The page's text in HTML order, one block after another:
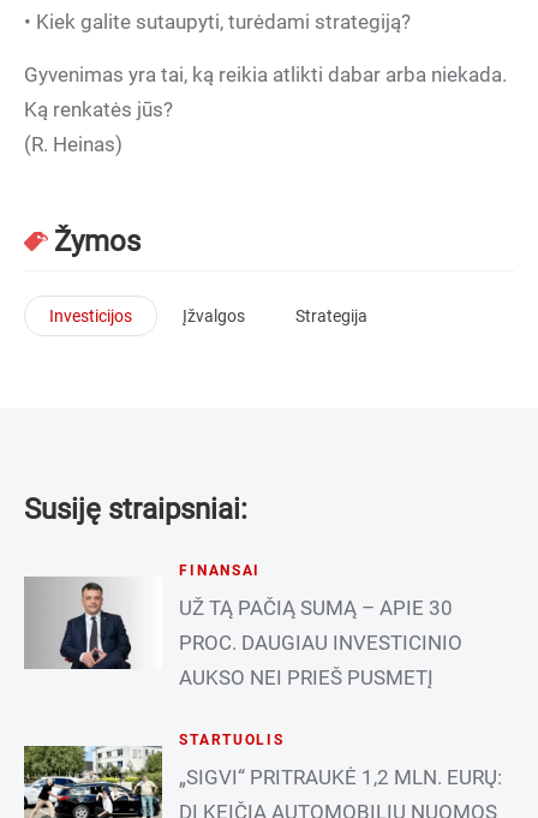
• Kiek galite sutaupyti, turėdami strategiją?
Gyvenimas yra tai, ką reikia atlikti dabar arba niekada.
Ką renkatės jūs?
(R. Heinas)
Žymos
Investicijos Įžvalgos Strategija
Susiję straipsniai:
FINANSAI
UŽ TĄ PAČIĄ SUMĄ – APIE 30
PROC. DAUGIAU INVESTICINIO
AUKSO NEI PRIEŠ PUSMETĮ
STARTUOLIS
„SIGVI“ PRITRAUKĖ 1,2 MLN. EURŲ:
DI KEIČIA AUTOMOBILIŲ NUOMOS